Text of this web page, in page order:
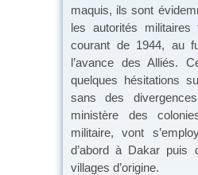
maquis, ils sont
les autorités
courant de 1944, au
l’avance des Alliés.
quelques hésitations
sans des
ministère des
militaire, vont
d’abord à Dakar puis
villages d’origine.